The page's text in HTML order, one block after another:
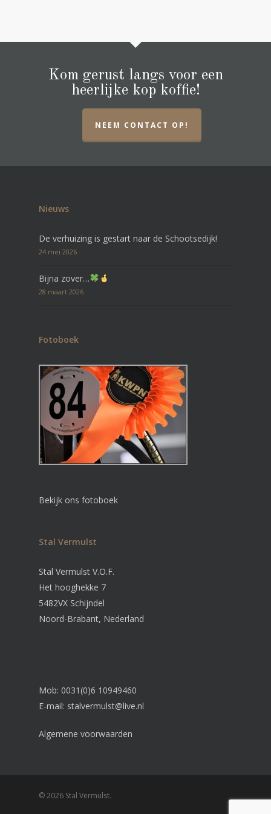
Kom gerust langs voor een
heerlijke kop koffie!
NEEM CONTACT OP!
Nieuws
De verhuizing is gestart naar de Schootsedijk!
24 mei 2026
Bijna zover…
28 maart 2026
Fotoboek
Bekijk ons fotoboek
Stal Vermulst
Stal Vermulst V.O.F.
Het hooghekke 7
5482VX Schijndel
Noord-Brabant, Nederland
Mob: 0031(0)6 10949460
E-mail: stalvermulst@live.nl
Algemene voorwaarden
© 2026 Stal Vermulst.